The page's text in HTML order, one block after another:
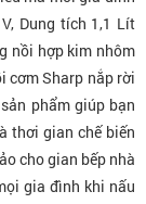
Dung tích 1,1 Lít
nồi hợp kim nhôm
cơm Sharp nắp rời
phẩm giúp bạn
thơi gian chế biến
cho gian bếp nhà
gia đình khi nấu